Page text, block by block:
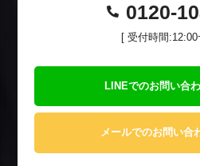
0120-
[ 受付時間
LINEでのお問い合
メールでのお問い合